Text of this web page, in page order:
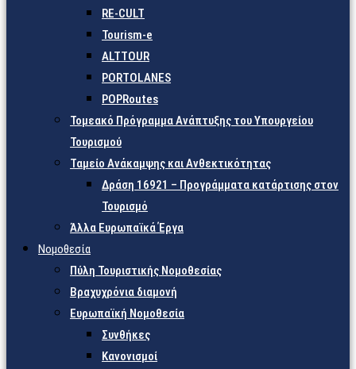
RE-CULT
Tourism-e
ALTTOUR
PORTOLANES
POPRoutes
Τομεακό Πρόγραμμα Ανάπτυξης του Υπουργείου
Τουρισμού
Ταμείο Ανάκαμψης και Ανθεκτικότητας
Δράση 16921 – Προγράμματα κατάρτισης στον
Τουρισμό
Άλλα Ευρωπαϊκά Έργα
Νομοθεσία
Πύλη Τουριστικής Νομοθεσίας
Βραχυχρόνια διαμονή
Ευρωπαϊκή Νομοθεσία
Συνθήκες
Κανονισμοί